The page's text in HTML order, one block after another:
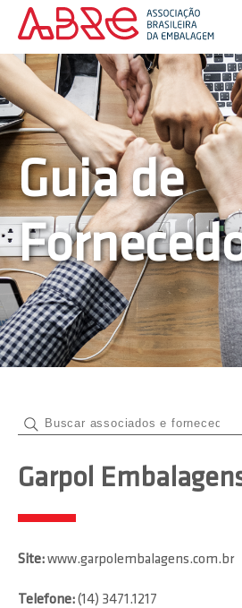
Guia de
Garpol
Site:www.garpolembalagens.com.br
Telefone:(14) 3471.1217